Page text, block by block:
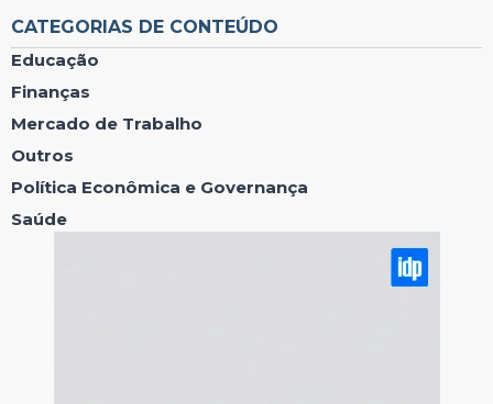
CATEGORIAS DE CONTEÚDO
Educação
Finanças
Mercado de Trabalho
Outros
Política Econômica e Governança
Saúde